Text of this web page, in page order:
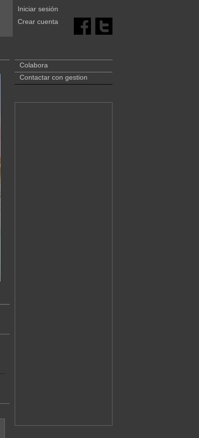
Iniciar sesión
Crear cuenta
Colabora
Contactar con gestion